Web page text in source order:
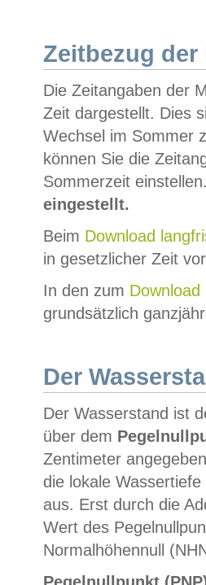
Zeitbezug der
Die Zeitangaben der
Zeit dargestellt. Dies
Wechsel im Sommer
können Sie die
Sommerzeit
eingestellt.
Beim Download
in gesetzlicher Zeit
In den zum Download
grundsätzlich
Der
Der Wasserstand ist
über dem
Zentimeter
die lokale
aus. Erst durch die
Wert des
Normalhöhennull